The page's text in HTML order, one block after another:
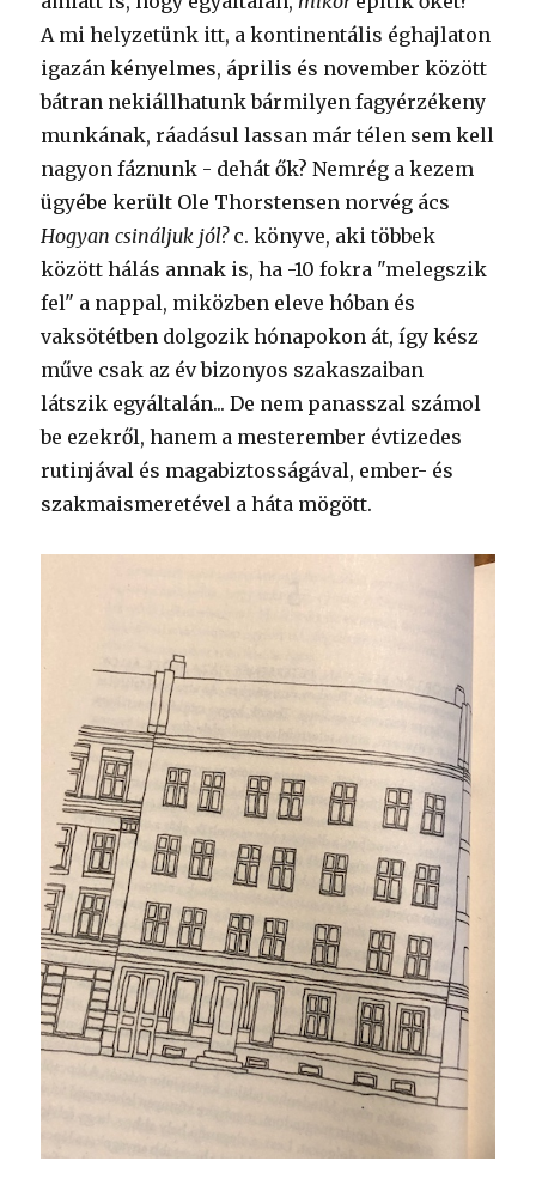
A mi helyzetünk itt, a kontinentális éghajlaton
igazán kényelmes, április és november között
bátran nekiállhatunk bármilyen fagyérzékeny
munkának, ráadásul lassan már télen sem kell
nagyon fáznunk - dehát ők? Nemrég a kezem
ügyébe került Ole Thorstensen norvég ács
Hogyan csináljuk jól?c. könyve, aki többek
között hálás annak is, ha -10 fokra "melegszik
fel" a nappal, miközben eleve hóban és
vaksötétben dolgozik hónapokon át, így kész
műve csak az év bizonyos szakaszaiban
látszik egyáltalán... De nem panasszal számol
be ezekről, hanem a mesterember évtizedes
rutinjával és magabiztosságával, ember- és
szakmaismeretével a háta mögött.